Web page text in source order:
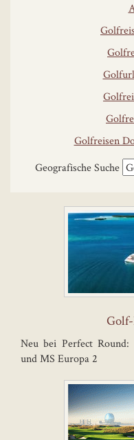
Golfreisen
Geografische Suche
Neu bei Perfect
und MS Europa 2